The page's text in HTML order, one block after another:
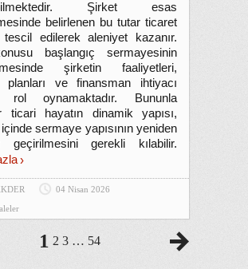
Şirket esas
belirlenen bu tutar ticaret
edilerek aleniyet kazanır.
başlangıç sermayesinin
şirketin faaliyetleri,
planları ve finansman ihtiyacı
rol oynamaktadır. Bununla
ticari hayatın dinamik yapısı,
sermaye yapısının yeniden
geçirilmesini gerekli kılabilir.
04 Nisan 2026
1 2 3 … 54